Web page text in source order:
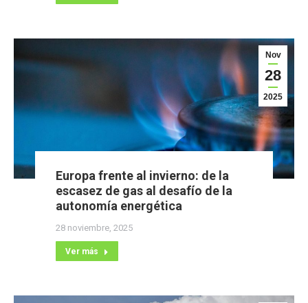
Nov
28
2025
Europa frente al invierno: de la
escasez de gas al desafío de la
autonomía energética
28 noviembre, 2025
Ver más